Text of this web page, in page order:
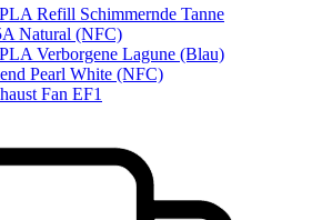
Refill Schimmernde Tanne
Natural (NFC)
Verborgene Lagune (Blau)
Pearl White (NFC)
Fan EF1